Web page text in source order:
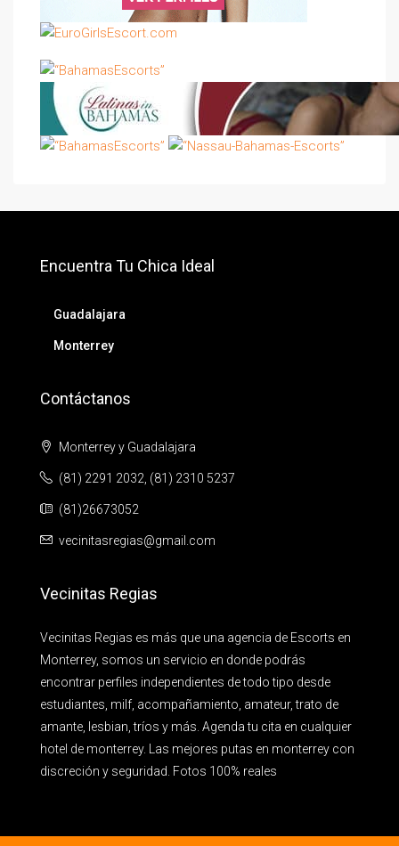
Encuentra Tu Chica Ideal
Guadalajara
Monterrey
Contáctanos
Monterrey y Guadalajara
(81) 2291 2032, (81) 2310 5237
(81)26673052
vecinitasregias@gmail.com
Vecinitas Regias
Vecinitas Regias es más que una agencia de Escorts en
Monterrey, somos un servicio en donde podrás
encontrar perfiles independientes de todo tipo desde
estudiantes, milf, acompañamiento, amateur, trato de
amante, lesbian, tríos y más. Agenda tu cita en cualquier
hotel de monterrey. Las mejores putas en monterrey con
discreción y seguridad. Fotos 100% reales